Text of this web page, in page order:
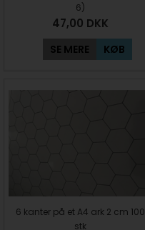
6)
47,00 DKK
SE MERE KØB
6 kanter på et A4 ark 2 cm 100
stk